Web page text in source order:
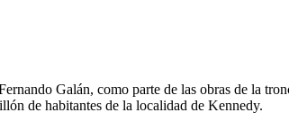
Galán, como parte de las obras de la
de habitantes de la localidad de Kennedy.